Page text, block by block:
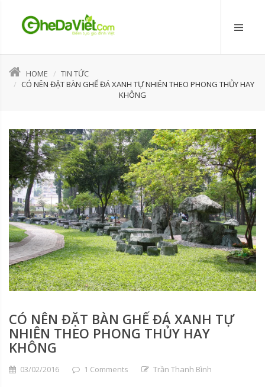
HOME
TIN TỨC
CÓ NÊN ĐẶT BÀN GHẾ ĐÁ XANH TỰ NHIÊN THEO PHONG THỦY HAY
KHÔNG
CÓ NÊN ĐẶT BÀN GHẾ ĐÁ XANH TỰ
NHIÊN THEO PHONG THỦY HAY
KHÔNG
03/02/2016 1 Comments Trần Thanh Bình